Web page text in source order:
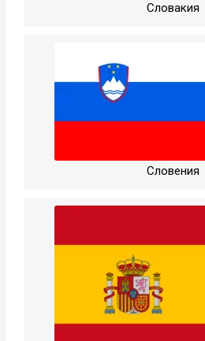
Словакия
Словения